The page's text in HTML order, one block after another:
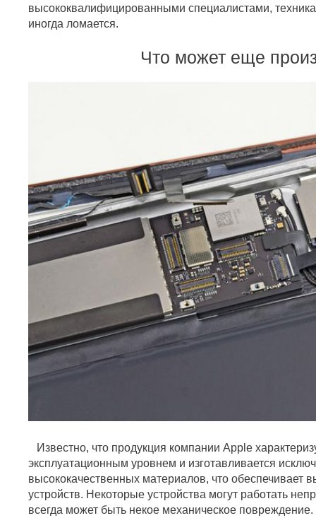
высококвалифицированными специалистами, техника
иногда ломается.
Что может еще
Известно, что продукция компании Apple
эксплуатационным уровнем и изготавливается
высококачественных материалов, что обеспечивает
устройств. Некоторые устройства могут работать
всегда может быть некое механическое